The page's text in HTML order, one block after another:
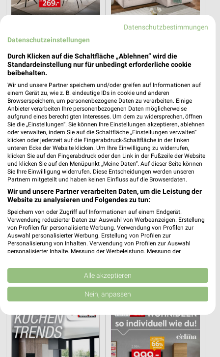
53,8 km
Gültig bis Fr. 21.08.
53,8 km
Gültig bis Fr. 14.08.
XXXLutz
53,8 km
XXXLutz
53,8 km
Gültig bis Fr. 21.08.
XXXLutz
Datenschutzbestimmungen
Datenschutzeinstellungen
Durch Klicken auf die Schaltfläche „Ablehnen“ wird die
Standardeinstellung nur für unbedingt erforderliche cookie
beibehalten.
Wir und unsere Partner speichern und/oder greifen auf Informationen auf
einem Gerät zu, wie z. B. eindeutige IDs in cookie und anderen
Browserspeichern, um personenbezogene Daten zu verarbeiten. Einige
Anbieter verarbeiten Ihre personenbezogenen Daten möglicherweise
aufgrund eines berechtigten Interesses. Um dem zu widersprechen, öffnen
Sie die „Einstellungen“. Sie können Ihre Einstellungen akzeptieren, ablehnen
oder verwalten, indem Sie auf die Schaltfläche „Einstellungen verwalten“
klicken oder jederzeit auf die Fingerabdruck-Schaltfläche in der linken
unteren Ecke der Website klicken. Um Ihre Einwilligung zu widerrufen,
klicken Sie auf den Fingerabdruck oder den Link in der Fußzeile der Website
und klicken Sie auf den Menüpunkt „Meine Daten“. Auf dieser Seite können
Sie Ihre Einwilligung widerrufen. Diese Entscheidungen werden unseren
Partnern mitgeteilt und haben keinen Einfluss auf die Browserdaten.
Wir und unsere Partner verarbeiten Daten, um die Leistung der
Website zu analysieren und Folgendes zu tun:
Speichern von oder Zugriff auf Informationen auf einem Endgerät.
Verwendung reduzierter Daten zur Auswahl von Werbeanzeigen. Erstellung
von Profilen für personalisierte Werbung. Verwendung von Profilen zur
Auswahl personalisierter Werbung. Erstellung von Profilen zur
Personalisierung von Inhalten. Verwendung von Profilen zur Auswahl
personalisierter Inhalte. Messung der Werbeleistung. Messung der
Kombinationen von Daten aus verschiedenen Quellen. Entwicklung und
Verbesserung der Angebote. Verwendung reduzierter Daten zur Auswahl
von Inhalten.
Daten können außerhalb der Europäischen Union weitergegeben und in die
USA gesendet werden.
Website/App.
Partnerliste anzeigen (1 IAB-Anbieter)
Wir nutzen Ihre Daten für folgende Zwecke:
IAB-Verarbeitungszwecke:
Alle akzeptieren
Nein, anpassen